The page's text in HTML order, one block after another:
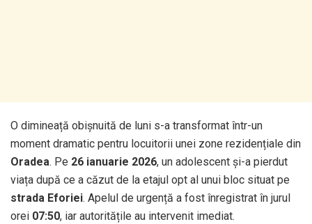
O dimineață obișnuită de luni s-a transformat într-un
moment dramatic pentru locuitorii unei zone rezidențiale din
Oradea. Pe 26 ianuarie 2026, un adolescent și-a pierdut
viața după ce a căzut de la etajul opt al unui bloc situat pe
strada Eforiei. Apelul de urgență a fost înregistrat în jurul
orei 07:50, iar autoritățile au intervenit imediat.